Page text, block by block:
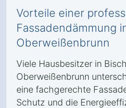
Vorteile einer
Fassadendämmung
Oberweißenbrunn
Viele Hausbesitzer in
Oberweißenbrunn
eine fachgerechte
Schutz und die